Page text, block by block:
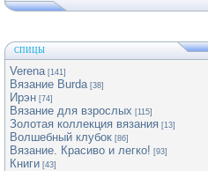
СПИЦЫ
Verena [141]
Вязание Burda [38]
Ирэн [74]
Вязание для взрослых [115]
Золотая коллекция вязания [13]
Волшебный клубок [86]
Вязание. Красиво и легко! [93]
Книги [43]